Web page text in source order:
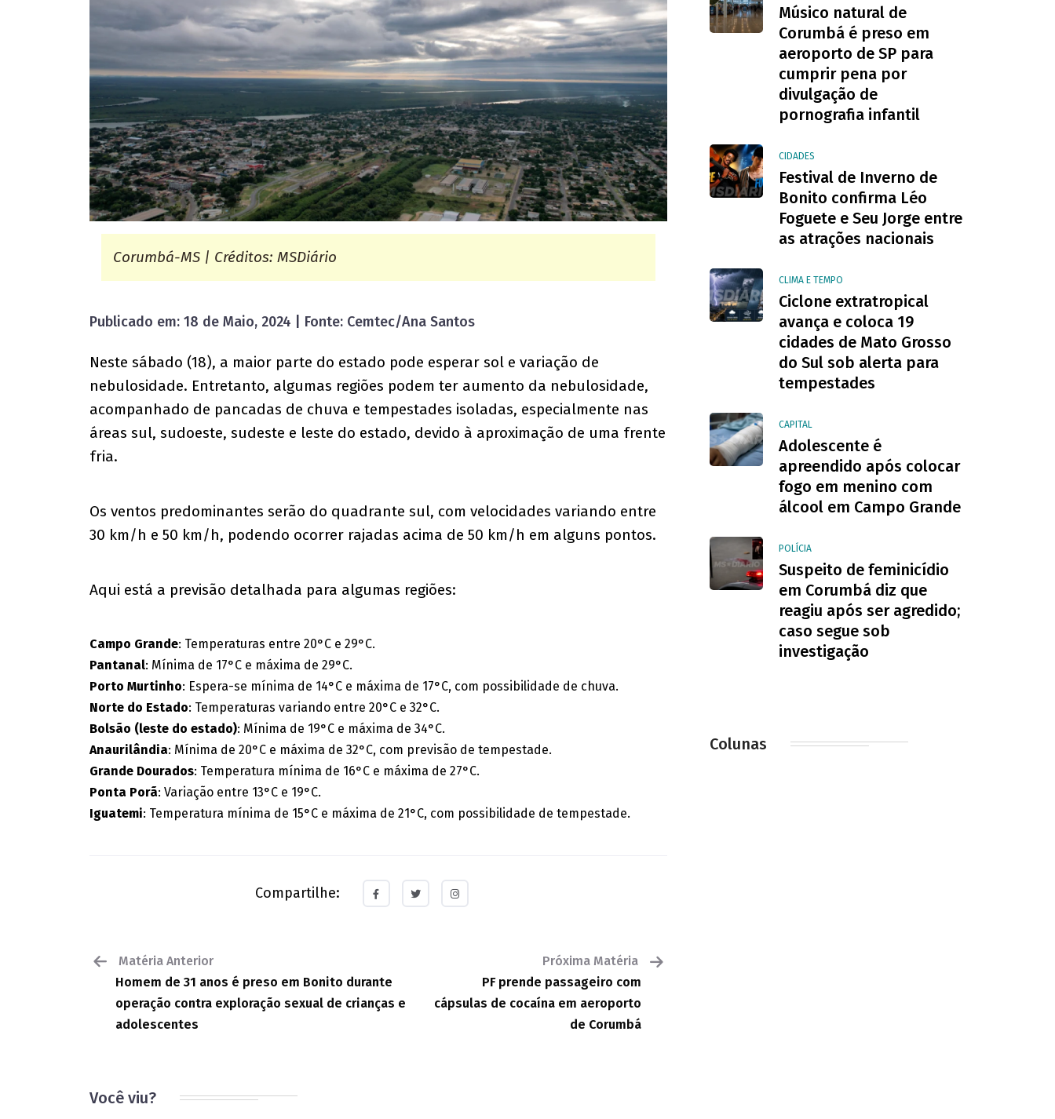
Corumbá-MS | Créditos: MSDiário
Publicado em: 18 de Maio, 2024 | Fonte: Cemtec/Ana Santos
Neste sábado (18), a maior parte do estado pode esperar sol e variação de
nebulosidade. Entretanto, algumas regiões podem ter aumento da nebulosidade,
acompanhado de pancadas de chuva e tempestades isoladas, especialmente nas
áreas sul, sudoeste, sudeste e leste do estado, devido à aproximação de uma frente
fria.
Os ventos predominantes serão do quadrante sul, com velocidades variando entre
30 km/h e 50 km/h, podendo ocorrer rajadas acima de 50 km/h em alguns pontos.
Aqui está a previsão detalhada para algumas regiões:
Campo Grande: Temperaturas entre 20°C e 29°C.
Pantanal: Mínima de 17°C e máxima de 29°C.
Porto Murtinho: Espera-se mínima de 14°C e máxima de 17°C, com possibilidade de chuva.
Norte do Estado: Temperaturas variando entre 20°C e 32°C.
Bolsão (leste do estado): Mínima de 19°C e máxima de 34°C.
Anaurilândia: Mínima de 20°C e máxima de 32°C, com previsão de tempestade.
Grande Dourados: Temperatura mínima de 16°C e máxima de 27°C.
Ponta Porã: Variação entre 13°C e 19°C.
Iguatemi: Temperatura mínima de 15°C e máxima de 21°C, com possibilidade de tempestade.
Compartilhe:
Matéria Anterior
Homem de 31 anos é preso em Bonito durante
operação contra exploração sexual de crianças e
adolescentes
Próxima Matéria
PF prende passageiro com
cápsulas de cocaína em aeroporto
de Corumbá
Você viu?
Músico natural de
Corumbá é preso em
aeroporto de SP para
cumprir pena por
divulgação de
pornografia infantil
CIDADES
Festival de Inverno de
Bonito confirma Léo
Foguete e Seu Jorge entre
as atrações nacionais
CLIMA E TEMPO
Ciclone extratropical
avança e coloca 19
cidades de Mato Grosso
do Sul sob alerta para
tempestades
CAPITAL
Adolescente é
apreendido após colocar
fogo em menino com
álcool em Campo Grande
POLÍCIA
Suspeito de feminicídio
em Corumbá diz que
reagiu após ser agredido;
caso segue sob
investigação
Colunas